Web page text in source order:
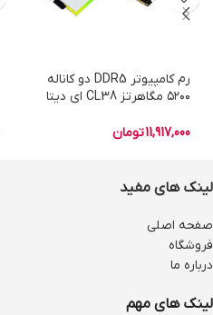
رم کامپیوتر DDR5 دو کاناله
۵۲۰۰ مگاهرتز CL38 ای دیتا
RGB WHITE DRAM MODULE
11,917,000تومان
لینک های مفید
صفحه اصلی
فروشگاه
درباره ما
لینک های مهم